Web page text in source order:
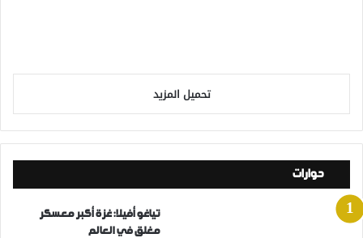
تحميل المزيد
حوارات
تياغو أفيلا: غزة أكبر معسكر
مغلق في العالم